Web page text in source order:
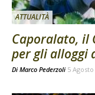
ATTUALITÀ
Caporalato, il
per gli alloggi
Di Marco Pederzoli 5